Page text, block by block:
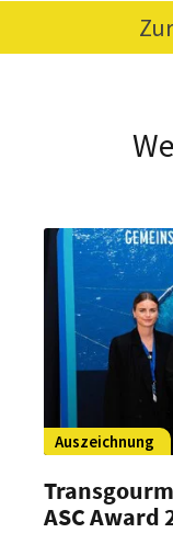
Auszeichnung
ASC Award